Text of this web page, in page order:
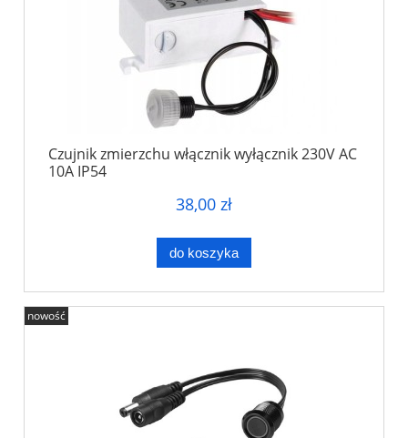
Czujnik zmierzchu włącznik wyłącznik 230V AC
10A IP54
38,00 zł
do koszyka
nowość